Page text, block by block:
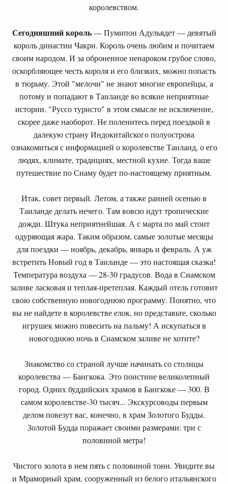
королевством.
Сегодняшний король— Пумипон Адульядет — девятый
король династии Чакри. Король очень любим и почитаем
своим народом. И за оброненное ненароком грубое слово,
оскорбляющее честь короля и его близких, можно попасть
в тюрьму. Этой "мелочи" не знают многие европейцы, а
потому и попадают в Таиланде во всякие неприятные
истории. "Руссо туристо" в этом смысле не исключение,
скорее даже наоборот. Не поленитесь перед поездкой в
далекую страну Индокитайского полуострова
ознакомиться с информацией о королевстве Таиланд, о его
людях, климате, традициях, местной кухне. Тогда ваше
путешествие по Сиаму будет по-настоящему приятным.
Итак, совет первый. Летом, а также ранней осенью в
Таиланде делать нечего. Там вовсю идут тропические
дожди. Штука неприятнейшая. А с марта по май стоит
одуряющая жара. Таким образом, самые золотые месяцы
для поездки — ноябрь, декабрь, январь и февраль. А уж
встретить Новый год в Таиланде — это настоящая сказка!
Температура воздуха — 28-30 градусов. Вода в Сиамском
заливе ласковая и теплая-претеплая. Каждый отель готовит
свою собственную новогоднюю программу. Понятно, что
вы не найдете в королевстве елок, но представьте, сколько
игрушек можно повесить на пальму! А искупаться в
новогоднюю ночь в Сиамском заливе не хотите?
Знакомство со страной лучше начинать со столицы
королевства — Бангкока. Это поистине великолепный
город. Одних буддийских храмов в Бангкоке — 300. В
самом королевстве-30 тысяч... Экскурсоводы первым
делом повезут вас, конечно, в храм Золотого Будды.
Золотой Будда поражает своими размерами: три с
половиной метра!
Чистого золота в нем пять с половиной тонн. Увидите вы
и Мраморный храм, сооруженный из белого итальянского